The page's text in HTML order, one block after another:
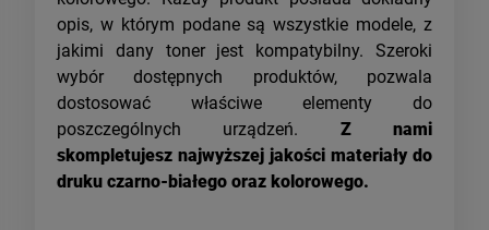
opis, w którym podane są wszystkie modele, z
jakimi dany toner jest kompatybilny. Szeroki
wybór dostępnych produktów, pozwala
dostosować właściwe elementy do
poszczególnych urządzeń. Z nami
skompletujesz najwyższej jakości materiały do
druku czarno-białego oraz kolorowego.